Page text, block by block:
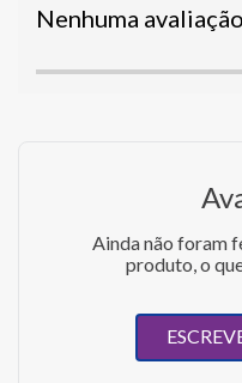
Nenhuma avaliação
Ainda não foram
produto, o